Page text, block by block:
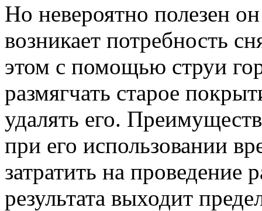
Но невероятно полезен
возникает потребность
этом с помощью струи
размягчать старое
удалять его.
при его использовании
затратить на проведение
результата выходит